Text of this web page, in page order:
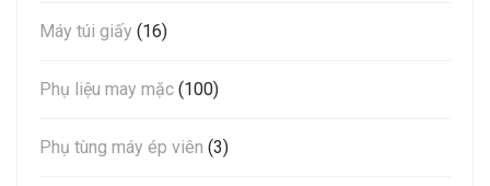
Máy túi giấy (16)
Phụ liệu may mặc (100)
Phụ tùng máy ép viên (3)